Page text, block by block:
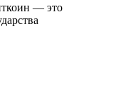
— это